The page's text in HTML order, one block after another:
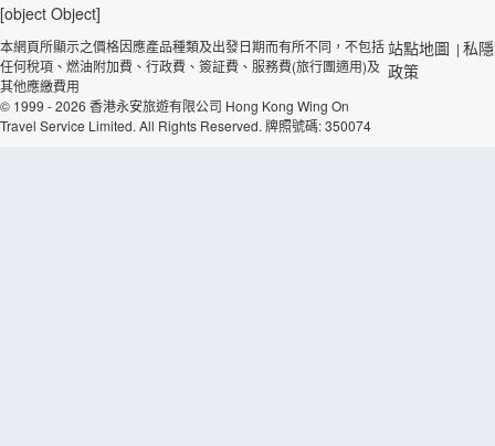
[object Object]
本網頁所顯示之價格因應產品種類及出發日期而有所不同，不包括
任何稅項、燃油附加費、行政費、簽証費、服務費(旅行團適用)及
其他應繳費用
© 1999 - 2026 香港永安旅遊有限公司 Hong Kong Wing On
Travel Service Limited. All Rights Reserved. 牌照號碼: 350074
站點地圖 | 私隱
政策